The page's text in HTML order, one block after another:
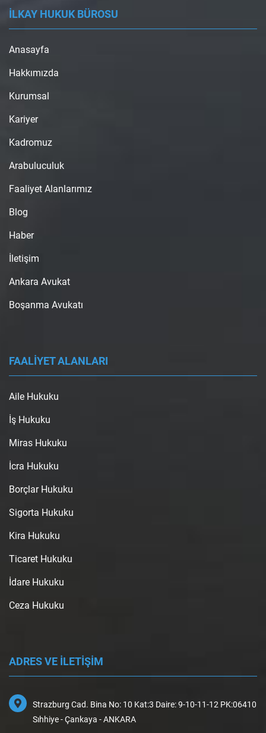
İLKAY HUKUK BÜROSU
Anasayfa
Hakkımızda
Kurumsal
Kariyer
Kadromuz
Arabuluculuk
Faaliyet Alanlarımız
Blog
Haber
İletişim
Ankara Avukat
Boşanma Avukatı
FAALİYET ALANLARI
Aile Hukuku
İş Hukuku
Miras Hukuku
İcra Hukuku
Borçlar Hukuku
Sigorta Hukuku
Kira Hukuku
Ticaret Hukuku
İdare Hukuku
Ceza Hukuku
ADRES VE İLETİŞİM
Strazburg Cad. Bina No: 10 Kat:3 Daire: 9-10-11-12 PK:06410
Sıhhiye - Çankaya - ANKARA